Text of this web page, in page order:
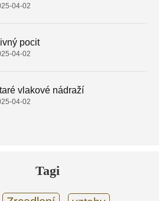
04-02
pocit
04-02
vlakové nádraží
04-02
Tagi